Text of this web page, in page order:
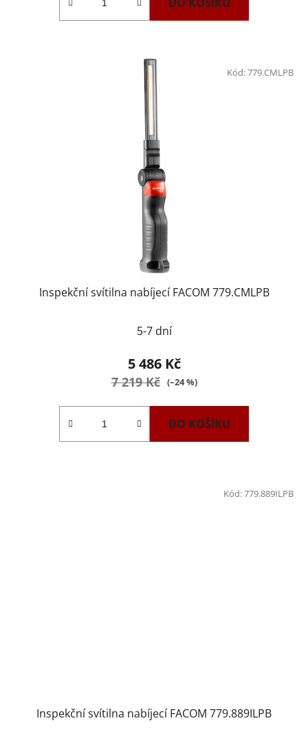
Inspekční svítilna nabíjecí FACOM 779.CMLPB
5-7 dní
5 486 Kč
7 219 Kč (–24 %)
DO KOŠÍKU
Kód:779.CMLPB
Inspekční svítilna nabíjecí FACOM 779.889ILPB
Kód:779.889ILPB